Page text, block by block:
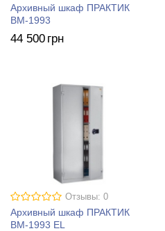
Архивный шкаф ПРАКТИК
BM-1993
44 500 грн
Отзывы: 0
Архивный шкаф ПРАКТИК
BM-1993 EL